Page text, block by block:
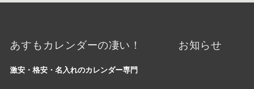
ゲ
ョ
あすもカレンダーの凄い！
激安・格安・名入れのカレンダー専門
お知らせ